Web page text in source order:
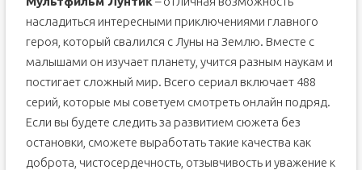
насладиться интересными приключениями главного
героя, который свалился с Луны на Землю. Вместе с
малышами он изучает планету, учится разным наукам и
постигает сложный мир. Всего сериал включает 488
серий, которые мы советуем смотреть онлайн подряд.
Если вы будете следить за развитием сюжета без
остановки, сможете выработать такие качества как
доброта, чистосердечность, отзывчивость и уважение к